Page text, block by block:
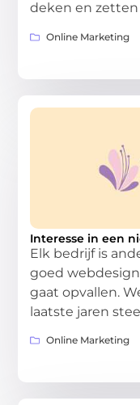
deken en zetten
Online Marketing
Interesse in een
Elk bedrijf is
goed
gaat opvallen.
laatste jaren
Online Marketing